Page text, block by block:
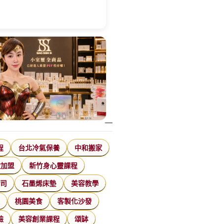
台北冷氣保養 中和搬家
盟 新竹身心靈課程
石墨烯床墊 美容教學
桃園美食 客製化沙發
美容創業課程 頌缽